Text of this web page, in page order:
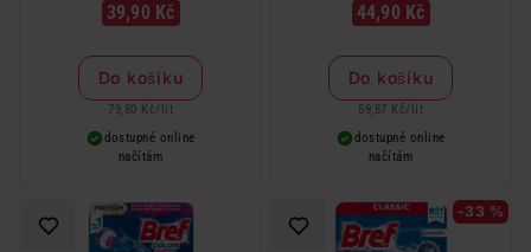
39,90 Kč
Do košíku
79,80 Kč/ lit
dostupné online
načítám
44,90 Kč
Do košíku
59,87 Kč/ lit
dostupné online
načítám
-33 %